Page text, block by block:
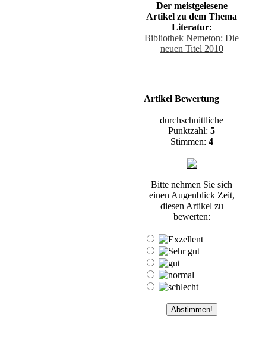
Der meistgelesene
Artikel zu dem Thema
Literatur:
Bibliothek Nemeton: Die
neuen Titel 2010
Artikel Bewertung
durchschnittliche
Punktzahl: 5
Stimmen: 4
Bitte nehmen Sie sich
einen Augenblick Zeit,
diesen Artikel zu
bewerten: